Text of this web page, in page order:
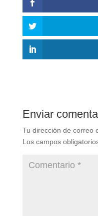
Enviar
Tu dirección de correo
Los campos